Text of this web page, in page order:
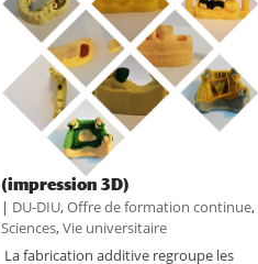
Un DU labellisé Université Paris
Cité : la Fabrication Additive
(impression 3D)
| DU-DIU,Offre de formation continue,
Sciences,Vie universitaire
La fabrication additive regroupe les